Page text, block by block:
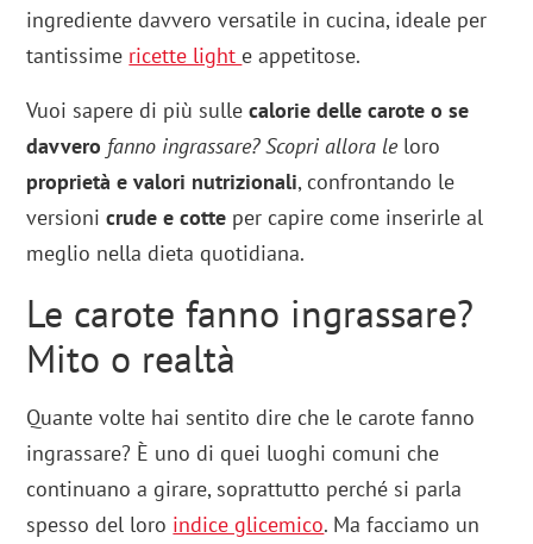
ingrediente davvero versatile in cucina, ideale per
tantissime ricette light e appetitose.
Vuoi sapere di più sullecalorie delle carote o se
davvero fanno ingrassare? Scopri allora leloro
proprietà e valori nutrizionali, confrontando le
versionicrude e cotte per capire come inserirle al
meglio nella dieta quotidiana.
Le carote fanno ingrassare?
Mito o realtà
Quante volte hai sentito dire che le carote fanno
ingrassare? È uno di quei luoghi comuni che
continuano a girare, soprattutto perché si parla
spesso del loro indice glicemico. Ma facciamo un